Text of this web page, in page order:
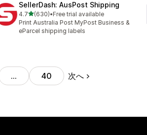
SellerDash: AusPost Shipping
4.75つ星中
(630)
合計レビュー数：630件
•Free trial available
Print Australia Post MyPost Business &
eParcel shipping labels
… 40 次へ